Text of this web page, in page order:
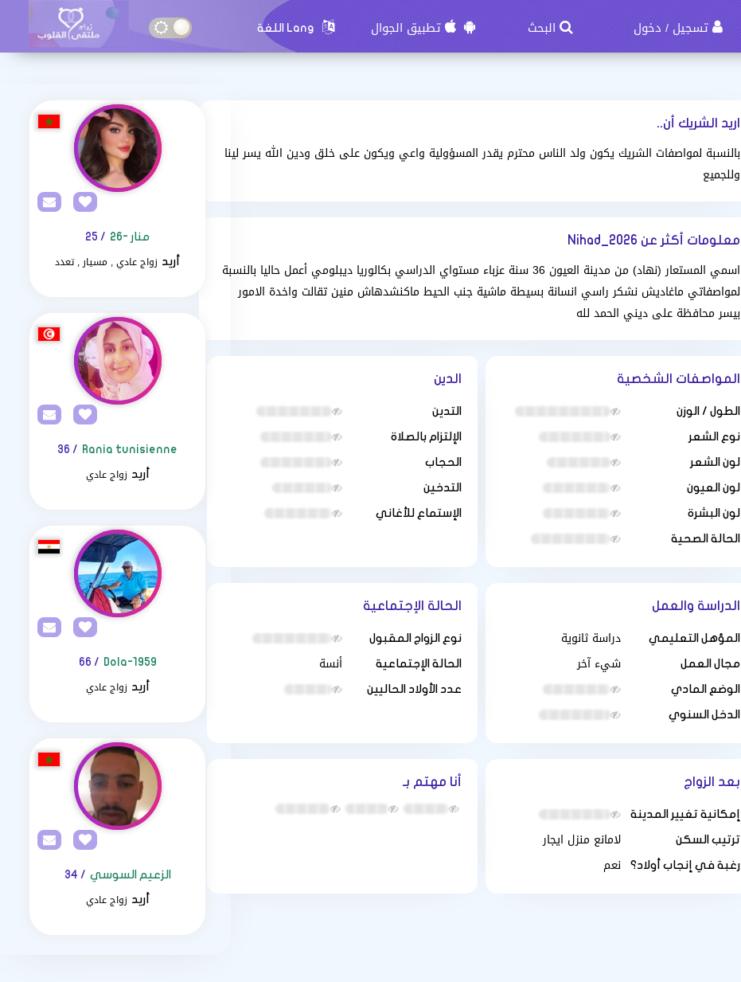
تسجيل / دخول البحث تطبيق الجوال Lang اللغة
اريد الشريك أن..
بالنسبة لمواصفات الشريك يكون ولد الناس محترم يقدر المسؤولية واعي ويكون على خلق ودين الله يسر لينا
وللجميع
معلومات أكثر عن Nihad_2026
اسمي المستعار (نهاد) من مدينة العيون 36 سنة عزباء مستواي الدراسي بكالوريا ديبلومي أعمل حاليا بالنسبة
لمواصفاتي ماغاديش نشكر راسي انسانة بسيطة ماشية جنب الحيط ماكنشدهاش منين تقالت واخدة الامور
بيسر محافظة على ديني الحمد لله
المواصفات الشخصية
الطول / الوزن
نوع الشعر
لون الشعر
لون العيون
لون البشرة
الحالة الصحية
الدين
التدين
الإلتزام بالصلاة
الحجاب
التدخين
الإستماع للأغاني
الدراسة والعمل
المؤهل التعليمي دراسة ثانوية
مجال العمل شيء آخر
الوضع المادي
الدخل السنوي
الحالة الإجتماعية
نوع الزواج المقبول
الحالة الإجتماعية أنسة
عدد الأولاد الحاليين
بعد الزواج
إمكانية تغيير المدينة
ترتيب السكن لامانع منزل ايجار
رغبة في إنجاب أولاد؟ نعم
أنا مهتم بـ
منار -26 / 25
أريد زواج عادي , مسيار , تعدد
Rania tunisienne
/ 36
أريد زواج عادي
Dola-1959
/ 66
أريد زواج عادي
الزعيم السوسي / 34
أريد زواج عادي